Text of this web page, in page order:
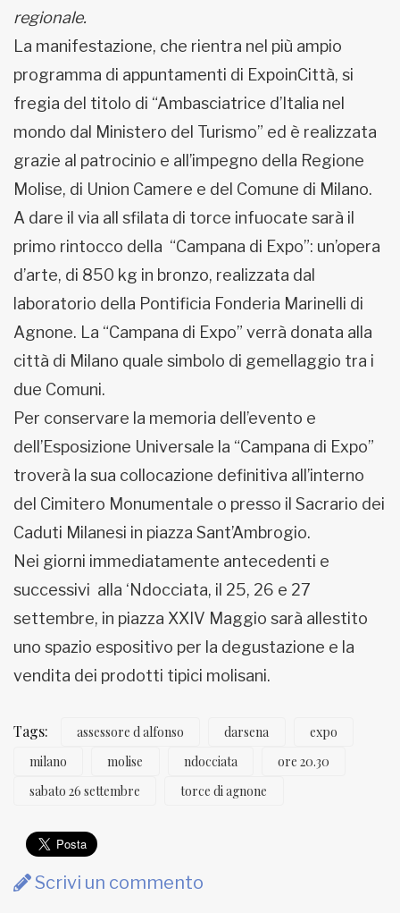
regionale.
La manifestazione, che rientra nel più ampio
programma di appuntamenti di ExpoinCittà, si
fregia del titolo di “Ambasciatrice d’Italia nel
mondo dal Ministero del Turismo” ed è realizzata
grazie al patrocinio e all’impegno della Regione
Molise, di Union Camere e del Comune di Milano.
A dare il via all sfilata di torce infuocate sarà il
primo rintocco della “Campana di Expo”: un’opera
d’arte, di 850 kg in bronzo, realizzata dal
laboratorio della Pontificia Fonderia Marinelli di
Agnone. La “Campana di Expo” verrà donata alla
città di Milano quale simbolo di gemellaggio tra i
due Comuni.
Per conservare la memoria dell’evento e
dell’Esposizione Universale la “Campana di Expo”
troverà la sua collocazione definitiva all’interno
del Cimitero Monumentale o presso il Sacrario dei
Caduti Milanesi in piazza Sant’Ambrogio.
Nei giorni immediatamente antecedenti e
successivi alla ‘Ndocciata, il 25, 26 e 27
settembre, in piazza XXIV Maggio sarà allestito
uno spazio espositivo per la degustazione e la
vendita dei prodotti tipici molisani.
Tags: assessore d alfonso darsena
expo
milano
molise ndocciata
ore 20.30
sabato 26 settembre
torce di agnone
Scrivi un commento